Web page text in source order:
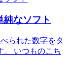
純なソフト
られた数字をタ
。 いつものこち